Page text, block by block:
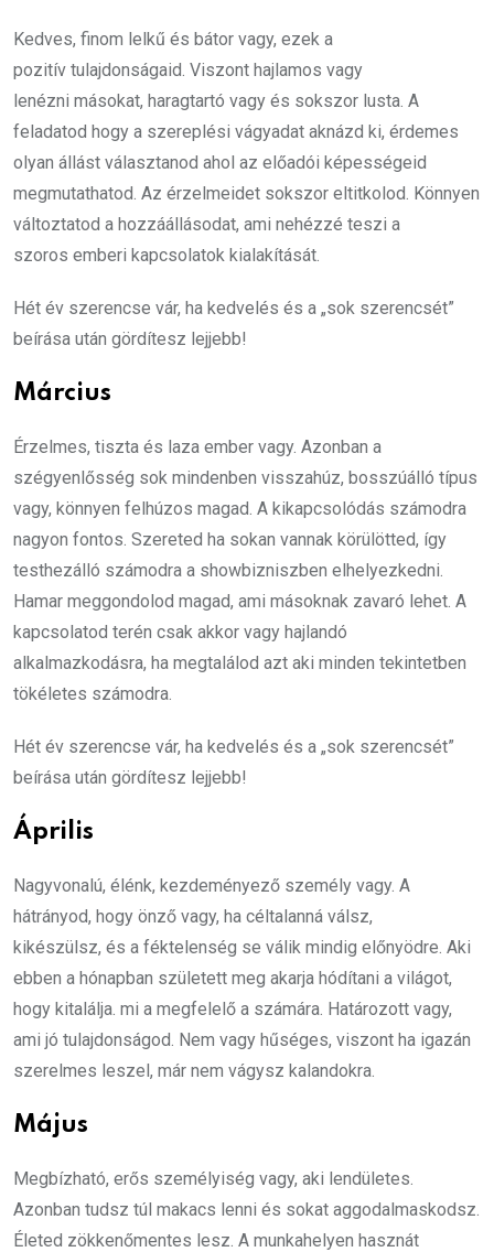
Kedves, finom lelkű és bátor vagy, ezek a
pozitív tulajdonságaid. Viszont hajlamos vagy
lenézni másokat, haragtartó vagy és sokszor lusta. A
feladatod hogy a szereplési vágyadat aknázd ki, érdemes
olyan állást választanod ahol az előadói képességeid
megmutathatod. Az érzelmeidet sokszor eltitkolod. Könnyen
változtatod a hozzáállásodat, ami nehézzé teszi a
szoros emberi kapcsolatok kialakítását.
Hét év szerencse vár, ha kedvelés és a „sok szerencsét”
beírása után gördítesz lejjebb!
Március
Érzelmes, tiszta és laza ember vagy. Azonban a
szégyenlősség sok mindenben visszahúz, bosszúálló típus
vagy, könnyen felhúzos magad. A kikapcsolódás számodra
nagyon fontos. Szereted ha sokan vannak körülötted, így
testhezálló számodra a showbizniszben elhelyezkedni.
Hamar meggondolod magad, ami másoknak zavaró lehet. A
kapcsolatod terén csak akkor vagy hajlandó
alkalmazkodásra, ha megtalálod azt aki minden tekintetben
tökéletes számodra.
Hét év szerencse vár, ha kedvelés és a „sok szerencsét”
beírása után gördítesz lejjebb!
Április
Nagyvonalú, élénk, kezdeményező személy vagy. A
hátrányod, hogy önző vagy, ha céltalanná válsz,
kikészülsz, és a féktelenség se válik mindig előnyödre. Aki
ebben a hónapban született meg akarja hódítani a világot,
hogy kitalálja. mi a megfelelő a számára. Határozott vagy,
ami jó tulajdonságod. Nem vagy hűséges, viszont ha igazán
szerelmes leszel, már nem vágysz kalandokra.
Május
Megbízható, erős személyiség vagy, aki lendületes.
Azonban tudsz túl makacs lenni és sokat aggodalmaskodsz.
Életed zökkenőmentes lesz. A munkahelyen hasznát